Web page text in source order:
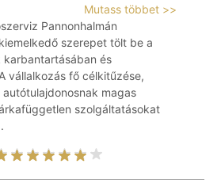
Mutass többet >>
Pannonhalmán
szerepet tölt be a
karbantartásában és
vállalkozás fő célkitűzése,
magas
szolgáltatásokat